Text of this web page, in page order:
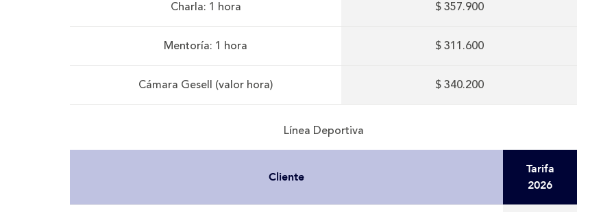
Charla: 1 hora $ 357.900
Mentoría: 1 hora $ 311.600
Cámara Gesell (valor hora) $ 340.200
Línea Deportiva
Cliente
Tarifa
2026